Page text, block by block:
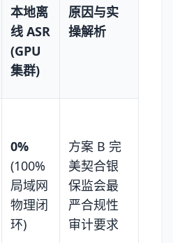
本地离
线 ASR
(GPU
集群)
原因与实
操解析
0%
(100%
局域网
物理闭
环)
方案 B 完
美契合银
保监会最
严合规性
审计要求